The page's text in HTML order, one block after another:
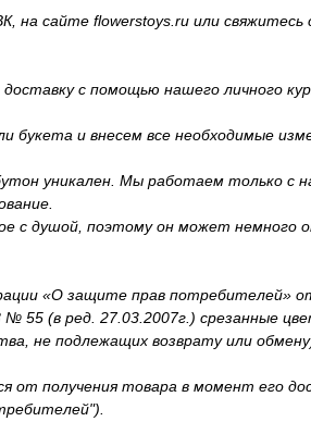
сайте flowerstoys.ru или свяжитесь
с помощью нашего личного
букета и внесем все необходимые
уникален. Мы работаем только с
с душой, поэтому он может немного
«О защите прав потребителей»
55 (в ред. 27.03.2007г.) срезанные
не подлежащих возврату или
получения товара в момент его